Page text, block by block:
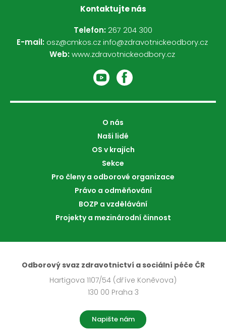
Kontaktujte nás
Telefon: 267 204 300
E-mail: osz@cmkos.cz info@zdravotnickeodbory.cz
Web:www.zdravotnickeodbory.cz
O nás
Naši lidé
OS v krajích
Sekce
Pro členy a odborové organizace
Právo a odměňování
BOZP a vzdělávání
Projekty a mezinárodní činnost
Odborový svaz zdravotnictví a sociální péče ČR
Hartigova 1107/54 (dříve Koněvova)
130 00 Praha 3
Napište nám